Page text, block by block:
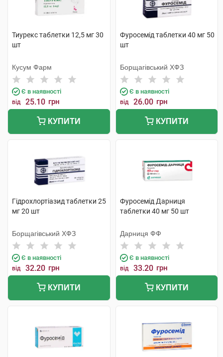
Тиурекс таблетки 12,5 мг 30
шт
Кусум Фарм
Є в наявності
від 25.10 грн
КУПИТИ
Фуросемід таблетки 40 мг 50
шт
Борщагівський ХФЗ
Є в наявності
від 26.00 грн
КУПИТИ
Гідрохлортіазид таблетки 25
мг 20 шт
Борщагівський ХФЗ
Є в наявності
від 32.20 грн
КУПИТИ
Фуросемід Дарниця
таблетки 40 мг 50 шт
Дарниця ФФ
Є в наявності
від 33.20 грн
КУПИТИ